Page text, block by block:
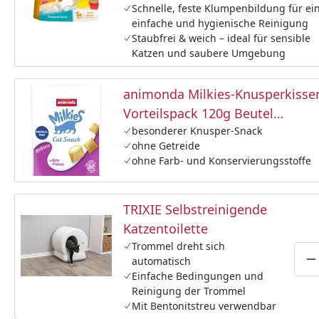
Schnelle, feste Klumpenbildung für
einfache und hygienische Reinigung
Staubfrei & weich – ideal für sensible
Katzen und saubere Umgebung
animonda Milkies-
Vorteilspack 120g Beutel
Katzensnack
besonderer Knusper-Snack
ohne Getreide
ohne Farb- und Konservierungsstoffe
TRIXIE Selbstreinigende
Katzentoilette
Trommel dreht sich
automatisch
Einfache Bedingungen und
Reinigung der Trommel
Mit Bentonitstreu verwendbar